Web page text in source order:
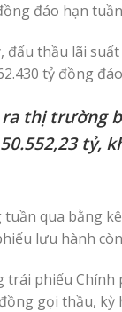
đáo hạn
thầu lãi suất
tỷ đồng
ra thị trường
tỷ,
qua bằng
lưu hành
trái phiếu
gọi thầu,